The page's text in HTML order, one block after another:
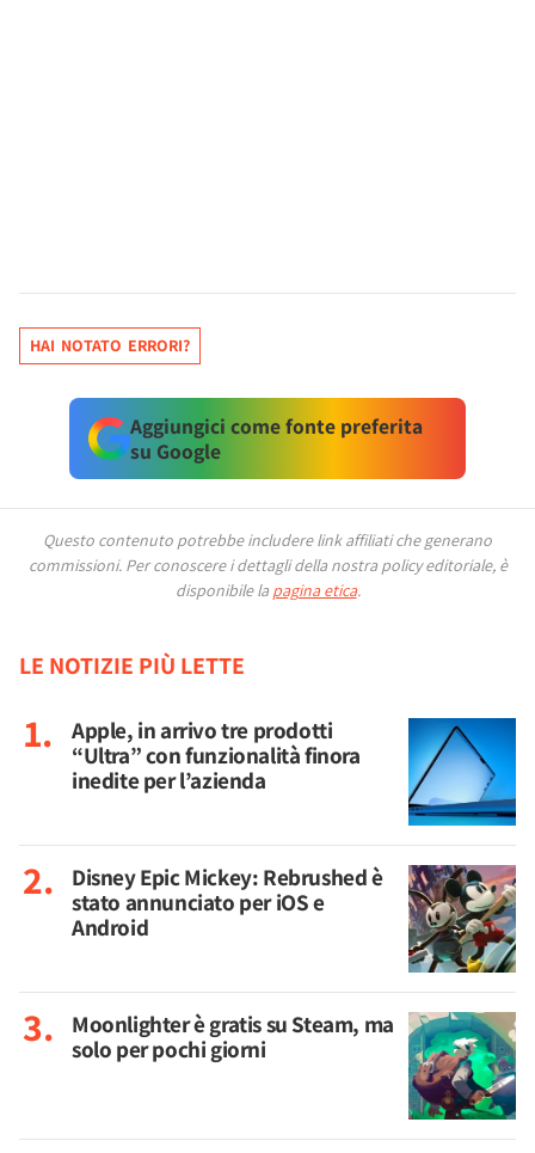
HAI NOTATO ERRORI?
Aggiungici come fonte preferita
su Google
Questo contenuto potrebbe includere link affiliati che generano
commissioni. Per conoscere i dettagli della nostra policy editoriale, è
disponibile la pagina etica.
LE NOTIZIE PIÙ LETTE
Apple, in arrivo tre prodotti
“Ultra” con funzionalità finora
inedite per l’azienda
Disney Epic Mickey: Rebrushed è
stato annunciato per iOS e
Android
Moonlighter è gratis su Steam, ma
solo per pochi giorni